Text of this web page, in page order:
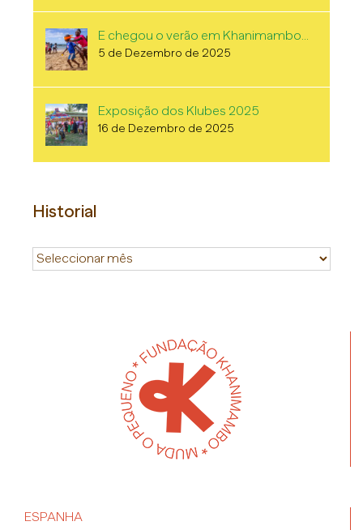
E chegou o verão em Khanimambo…
5 de Dezembro de 2025
Exposição dos Klubes 2025
16 de Dezembro de 2025
Historial
Historial
ESPANHA